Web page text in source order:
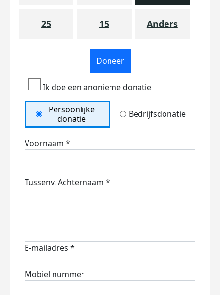
25 15 Anders
Doneer
Ik doe een anonieme donatie
Persoonlijke
donatie
Bedrijfsdonatie
Voornaam *
Tussenv. Achternaam *
E-mailadres *
Mobiel nummer